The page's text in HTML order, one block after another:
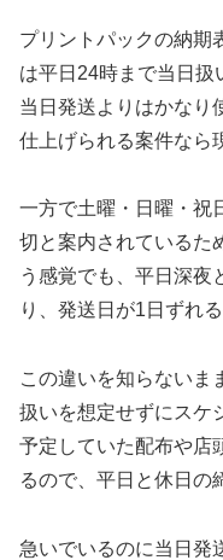
プリントパックの納期
は平日24時まで当日扱
当日発送よりはかなり
仕上げられる案件なら
一方で土曜・日曜・祝
切と案内されているた
う感覚でも、平日深夜
り、発送日が1日ずれ
この違いを知らないま
扱いを想定せずにスケ
予定していた配布や店
るので、平日と休日の
急いでいるのに当日発